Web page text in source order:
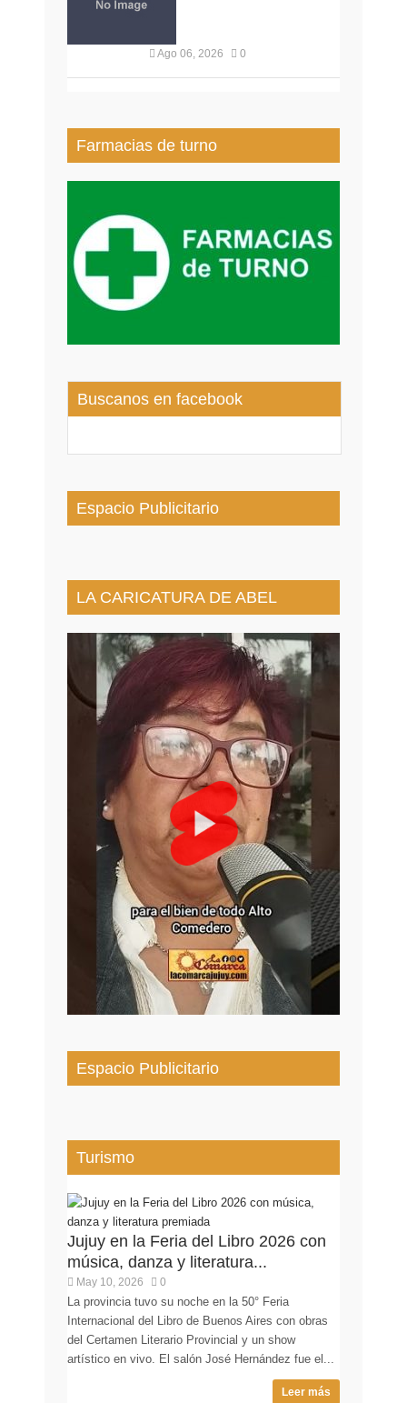
Ago 06, 2026 0
Farmacias de turno
Buscanos en facebook
Espacio Publicitario
LA CARICATURA DE ABEL
Espacio Publicitario
Turismo
Jujuy en la Feria del Libro 2026 con
música, danza y literatura...
May 10, 2026 0
La provincia tuvo su noche en la 50° Feria
Internacional del Libro de Buenos Aires con obras
del Certamen Literario Provincial y un show
artístico en vivo. El salón José Hernández fue el...
Leer más